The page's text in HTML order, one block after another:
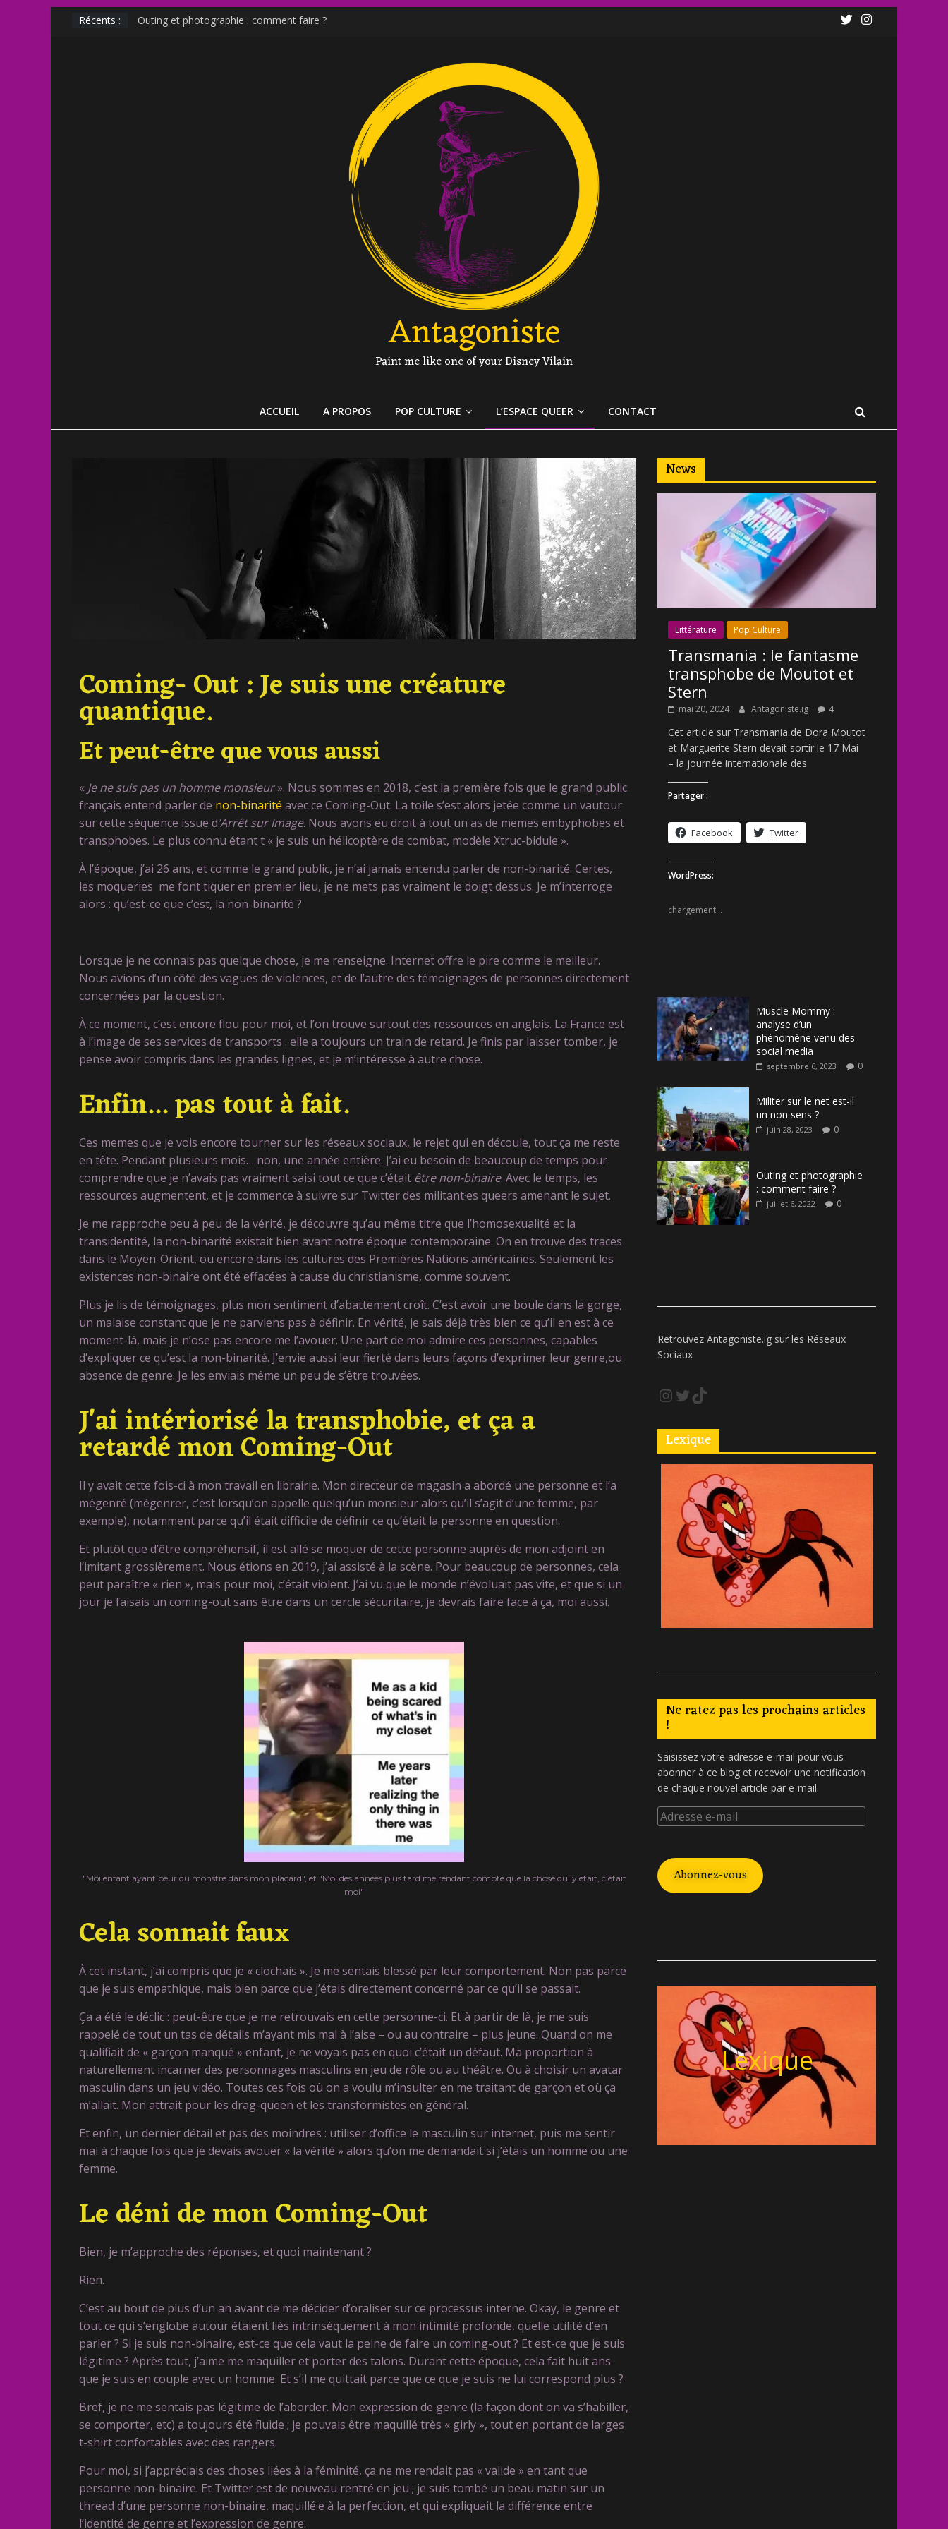
Récents :
Outing et photographie : comment faire ?
Muscle Mommy : analyse d’un phénomène venu des social media
Antagoniste
Paint me like one of your Disney Vilain
ACCUEIL A PROPOS POP CULTURE L’ESPACE QUEER CONTACT
Coming- Out : Je suis une créature
quantique.
Et peut-être que vous aussi
« Je ne suis pas un homme monsieur». Nous sommes en 2018, c’est la première fois que le grand public
français entend parler de non-binarité avec ce Coming-Out. La toile s’est alors jetée comme un vautour
sur cette séquence issue d’Arrêt sur Image. Nous avons eu droit à tout un as de memes embyphobes et
transphobes. Le plus connu étant t « je suis un hélicoptère de combat, modèle Xtruc-bidule ».
À l’époque, j’ai 26 ans, et comme le grand public, je n’ai jamais entendu parler de non-binarité. Certes,
les moqueries me font tiquer en premier lieu, je ne mets pas vraiment le doigt dessus. Je m’interroge
alors : qu’est-ce que c’est, la non-binarité ?
Lorsque je ne connais pas quelque chose, je me renseigne. Internet offre le pire comme le meilleur.
Nous avions d’un côté des vagues de violences, et de l’autre des témoignages de personnes directement
concernées par la question.
À ce moment, c’est encore flou pour moi, et l’on trouve surtout des ressources en anglais. La France est
à l’image de ses services de transports : elle a toujours un train de retard. Je finis par laisser tomber, je
pense avoir compris dans les grandes lignes, et je m’intéresse à autre chose.
Enfin... pas tout à fait.
Ces memes que je vois encore tourner sur les réseaux sociaux, le rejet qui en découle, tout ça me reste
en tête. Pendant plusieurs mois… non, une année entière. J’ai eu besoin de beaucoup de temps pour
comprendre que je n’avais pas vraiment saisi tout ce que c’était être non-binaire. Avec le temps, les
ressources augmentent, et je commence à suivre sur Twitter des militant·es queers amenant le sujet.
Je me rapproche peu à peu de la vérité, je découvre qu’au même titre que l’homosexualité et la
transidentité, la non-binarité existait bien avant notre époque contemporaine. On en trouve des traces
dans le Moyen-Orient, ou encore dans les cultures des Premières Nations américaines. Seulement les
existences non-binaire ont été effacées à cause du christianisme, comme souvent.
Plus je lis de témoignages, plus mon sentiment d’abattement croît. C’est avoir une boule dans la gorge,
un malaise constant que je ne parviens pas à définir. En vérité, je sais déjà très bien ce qu’il en est à ce
moment-là, mais je n’ose pas encore me l’avouer. Une part de moi admire ces personnes, capables
d’expliquer ce qu’est la non-binarité. J’envie aussi leur fierté dans leurs façons d’exprimer leur genre,ou
absence de genre. Je les enviais même un peu de s’être trouvées.
J'ai intériorisé la transphobie, et ça a
retardé mon Coming-Out
Il y avait cette fois-ci à mon travail en librairie. Mon directeur de magasin a abordé une personne et l’a
mégenré (mégenrer, c’est lorsqu’on appelle quelqu’un monsieur alors qu’il s’agit d’une femme, par
exemple), notamment parce qu’il était difficile de définir ce qu’était la personne en question.
Et plutôt que d’être compréhensif, il est allé se moquer de cette personne auprès de mon adjoint en
l’imitant grossièrement. Nous étions en 2019, j’ai assisté à la scène. Pour beaucoup de personnes, cela
peut paraître « rien », mais pour moi, c’était violent. J’ai vu que le monde n’évoluait pas vite, et que si un
jour je faisais un coming-out sans être dans un cercle sécuritaire, je devrais faire face à ça, moi aussi.
"Moi enfant ayant peur du monstre dans mon placard", et "Moi des années plus tard me rendant compte que la chose qui y était, c'était
moi"
Cela sonnait faux
À cet instant, j’ai compris que je « clochais ». Je me sentais blessé par leur comportement. Non pas parce
que je suis empathique, mais bien parce que j’étais directement concerné par ce qu’il se passait.
Ça a été le déclic : peut-être que je me retrouvais en cette personne-ci. Et à partir de là, je me suis
rappelé de tout un tas de détails m’ayant mis mal à l’aise – ou au contraire – plus jeune. Quand on me
qualifiait de « garçon manqué » enfant, je ne voyais pas en quoi c’était un défaut. Ma proportion à
naturellement incarner des personnages masculins en jeu de rôle ou au théâtre. Ou à choisir un avatar
masculin dans un jeu vidéo. Toutes ces fois où on a voulu m’insulter en me traitant de garçon et où ça
m’allait. Mon attrait pour les drag-queen et les transformistes en général.
Et enfin, un dernier détail et pas des moindres : utiliser d’office le masculin sur internet, puis me sentir
mal à chaque fois que je devais avouer « la vérité » alors qu’on me demandait si j’étais un homme ou une
femme.
Le déni de mon Coming-Out
Bien, je m’approche des réponses, et quoi maintenant ?
Rien.
C’est au bout de plus d’un an avant de me décider d’oraliser sur ce processus interne. Okay, le genre et
tout ce qui s’englobe autour étaient liés intrinsèquement à mon intimité profonde, quelle utilité d’en
parler ? Si je suis non-binaire, est-ce que cela vaut la peine de faire un coming-out ? Et est-ce que je suis
légitime ? Après tout, j’aime me maquiller et porter des talons. Durant cette époque, cela fait huit ans
que je suis en couple avec un homme. Et s’il me quittait parce que ce que je suis ne lui correspond plus ?
Bref, je ne me sentais pas légitime de l’aborder. Mon expression de genre (la façon dont on va s’habiller,
se comporter, etc) a toujours été fluide ; je pouvais être maquillé très « girly », tout en portant de larges
t-shirt confortables avec des rangers.
Pour moi, si j’appréciais des choses liées à la féminité, ça ne me rendait pas « valide » en tant que
personne non-binaire. Et Twitter est de nouveau rentré en jeu ; je suis tombé un beau matin sur un
thread d’une personne non-binaire, maquillé·e à la perfection, et qui expliquait la différence entre
l’identité de genre et l’expression de genre.
News
Littérature Pop Culture
Transmania : le fantasme
transphobe de Moutot et
Stern
mai 20, 2024 Antagoniste.ig 4
Cet article sur Transmania de Dora Moutot
et Marguerite Stern devait sortir le 17 Mai
– la journée internationale des
Partager :
Facebook Twitter
WordPress:
chargement…
Muscle Mommy :
analyse d’un
phénomène venu des
social media
septembre 6, 2023 0
Militer sur le net est-il
un non sens ?
juin 28, 2023 0
Outing et photographie
: comment faire ?
juillet 6, 2022 0
Retrouvez Antagoniste.ig sur les Réseaux
Sociaux
Lexique
Ne ratez pas les prochains articles
!
Saisissez votre adresse e-mail pour vous
abonner à ce blog et recevoir une notification
de chaque nouvel article par e-mail.
Abonnez-vous
Lexique